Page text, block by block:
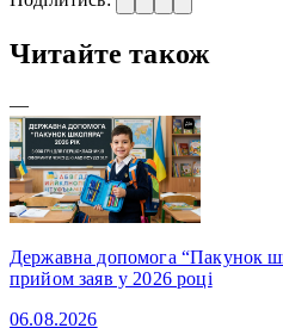
Читайте також
—
Державна допомога “Пакунок
прийом заяв у 2026 році
06.08.2026